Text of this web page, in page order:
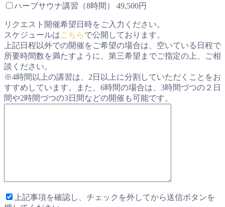
ハーブサウナ講習（8時間） 49,500円
リクエスト開催希望日時をご入力ください。
スケジュールはこちらで公開しております。
上記日程以外での開催をご希望の場合は、空いている日程で
所要時間数を満たすように、第三希望までご指定の上、ご相
談ください。
※4時間以上の講習は、2日以上に分割していただくことをお
すすめしています。また、6時間の場合は、3時間づつの２日
間や2時間づつの3日間などの開催も可能です。
上記事項を確認し、チェックを外してから送信ボタンを